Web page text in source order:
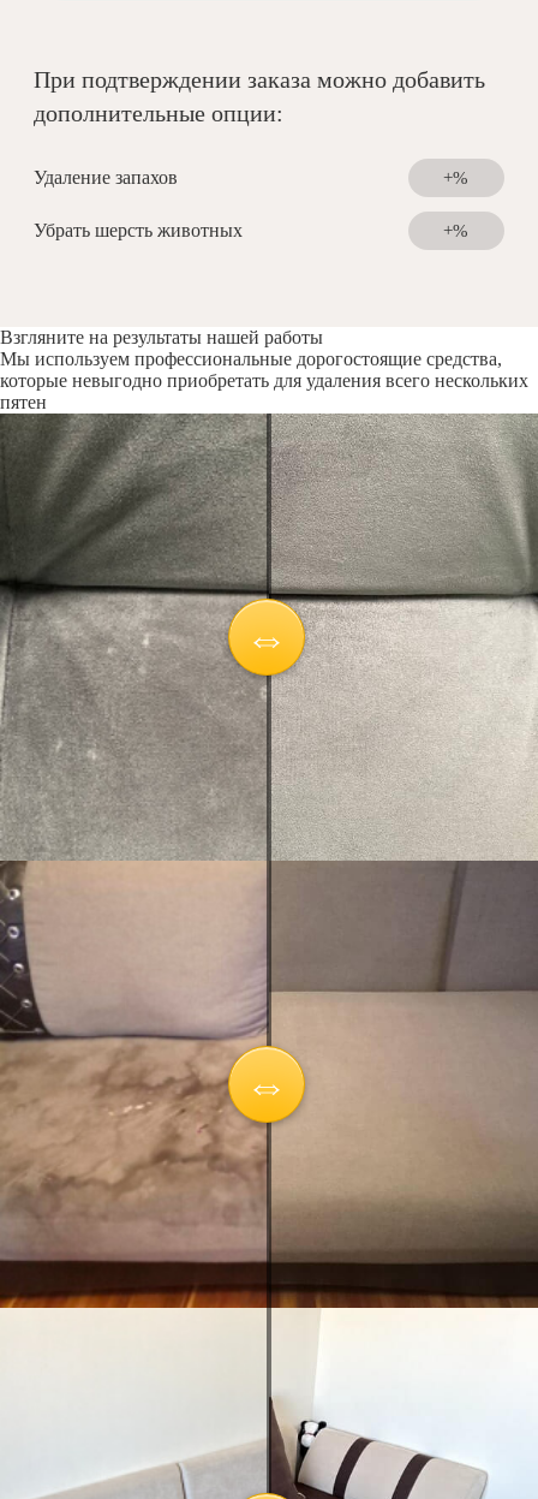
При подтверждении заказа можно добавить
дополнительные опции:
Удаление запахов +%
Убрать шерсть животных +%
Взгляните на результаты нашей работы
Мы используем профессиональные дорогостоящие средства,
которые невыгодно приобретать для удаления всего нескольких
пятен